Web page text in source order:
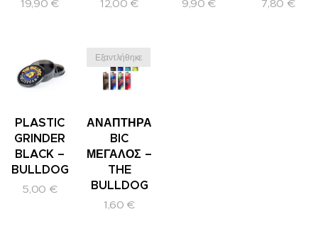
19,90 € 12,00 € 9,90 € 7,80 €
PLASTIC
GRINDER
BLACK –
BULLDOG
5,00 €
ΑΝΑΠΤΗΡΑΣ
BIC
ΜΕΓΑΛΟΣ –
THE
BULLDOG
Εξαντλήθηκε
1,60 €